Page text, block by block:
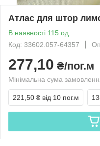
Атлас для штор
В наявності 115 од.
Код: 33602.057-64357
277,10 ₴/пог.м
Мінімальна сума
221,50 ₴ від 10 пог.м